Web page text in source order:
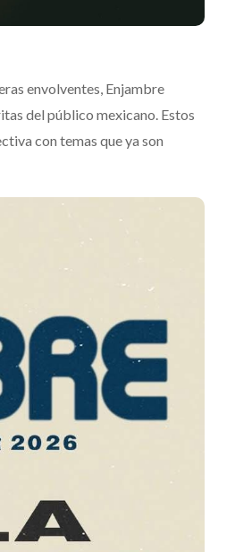
envolventes, Enjambre
del público mexicano. Estos
con temas que ya son